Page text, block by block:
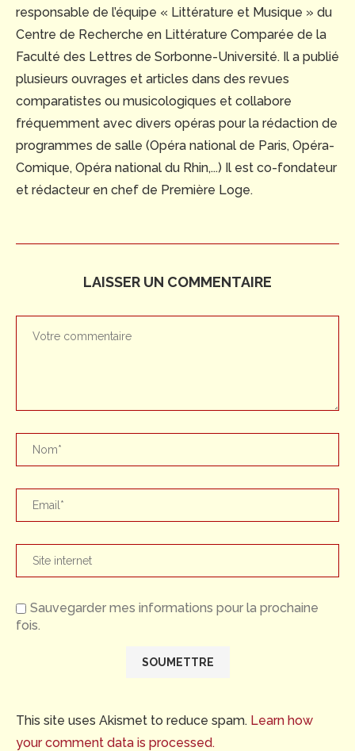
responsable de l’équipe « Littérature et Musique » du
Centre de Recherche en Littérature Comparée de la
Faculté des Lettres de Sorbonne-Université. Il a publié
plusieurs ouvrages et articles dans des revues
comparatistes ou musicologiques et collabore
fréquemment avec divers opéras pour la rédaction de
programmes de salle (Opéra national de Paris, Opéra-
Comique, Opéra national du Rhin,...) Il est co-fondateur
et rédacteur en chef de Première Loge.
LAISSER UN COMMENTAIRE
Sauvegarder mes informations pour la prochaine
fois.
This site uses Akismet to reduce spam. Learn how
your comment data is processed.